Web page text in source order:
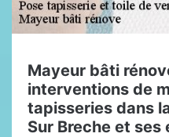
Mayeur bâti
interventions de
tapisseries dans
Sur Breche et ses